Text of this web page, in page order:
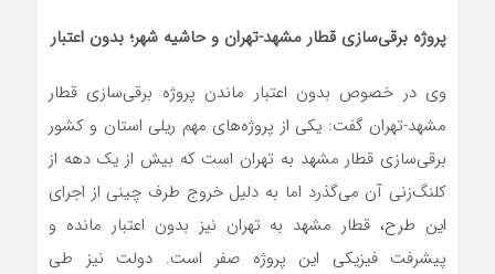
پروژه برقی‌سازی قطار مشهد-تهران و حاشیه شهر؛ بدون اعتبار
وی در خصوص بدون اعتبار ماندن پروژه برقی‌سازی قطار
مشهد-تهران گفت: یکی از پروژه‌های مهم ریلی استان و کشور
برقی‌سازی قطار مشهد به تهران است که بیش از یک دهه از
کلنگ‌زنی آن می‌گذرد اما به دلیل خروج طرف چینی از اجرای
این طرح، قطار مشهد به تهران نیز بدون اعتبار مانده و
پیشرفت فیزیکی این پروژه صفر است. دولت نیز طی